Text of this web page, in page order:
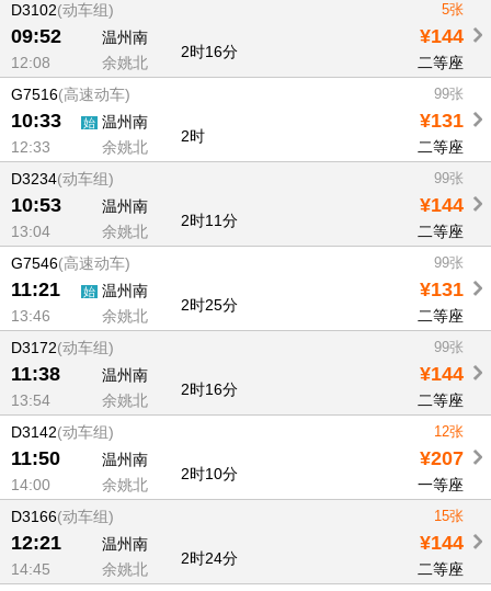
D3102(动车组) 5张
09:52 温州南 ¥144
2时16分
12:08 余姚北
二等座
G7516(高速动车) 99张
10:33 始 温州南 ¥131
2时
12:33 余姚北
二等座
D3234(动车组) 99张
10:53 温州南 ¥144
2时11分
13:04 余姚北
二等座
G7546(高速动车) 99张
11:21 始 温州南 ¥131
2时25分
13:46 余姚北
二等座
D3172(动车组) 99张
11:38 温州南 ¥144
2时16分
13:54 余姚北
二等座
D3142(动车组) 12张
11:50 温州南 ¥207
2时10分
14:00 余姚北
一等座
D3166(动车组) 15张
12:21 温州南 ¥144
2时24分
14:45 余姚北
二等座